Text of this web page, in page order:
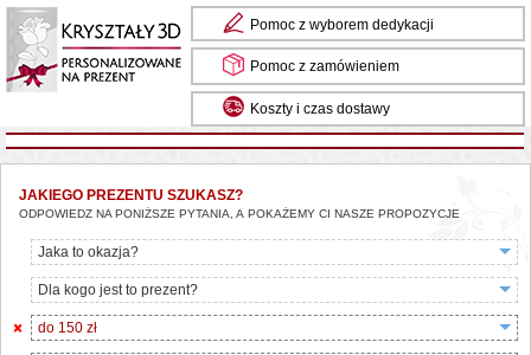
Pomoc z wyborem dedykacji
Pomoc z zamówieniem
Koszty i czas dostawy
JAKIEGO PREZENTU SZUKASZ?
ODPOWIEDZ NA PONIŻSZE PYTANIA, A POKAŻEMY CI NASZE PROPOZYCJE
Jaka to okazja?
Dla kogo jest to prezent?
do 150 zł